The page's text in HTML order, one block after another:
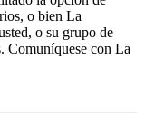
o bien La
o su grupo de
Comuníquese con La